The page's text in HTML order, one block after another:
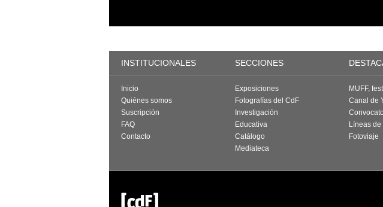
INSTITUCIONALES SECCIONES
Inicio
Quiénes somos
Suscripción
FAQ
Contacto
Exposiciones
Fotografías del CdF
Investigación
Educativa
Catálogo
Mediateca
MUFF,
Canal de
Líneas de
Fotoviaje